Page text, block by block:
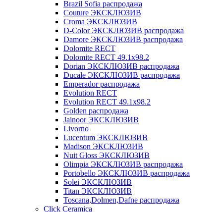
Brazil Sofia распродажа
Couture ЭКСКЛЮЗИВ
Croma ЭКСКЛЮЗИВ
D-Color ЭКСКЛЮЗИВ распродажа
Damore ЭКСКЛЮЗИВ распродажа
Dolomite RECT
Dolomite RECT 49.1x98.2
Dorian ЭКСКЛЮЗИВ распродажа
Ducale ЭКСКЛЮЗИВ распродажа
Emperador распродажа
Evolution RECT
Evolution RECT 49.1x98.2
Golden распродажа
Jainoor ЭКСКЛЮЗИВ
Livorno
Lucentum ЭКСКЛЮЗИВ
Madison ЭКСКЛЮЗИВ
Nuit Gloss ЭКСКЛЮЗИВ
Olimpia ЭКСКЛЮЗИВ распродажа
Portobello ЭКСКЛЮЗИВ распродажа
Solei ЭКСКЛЮЗИВ
Titan ЭКСКЛЮЗИВ
Toscana,Dolmen,Dafne распродажа
Cliсk Ceramica